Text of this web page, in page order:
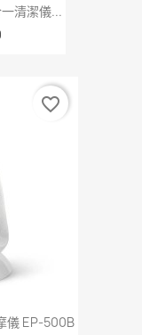
清潔儀...
儀 EP-500B
favorite_border